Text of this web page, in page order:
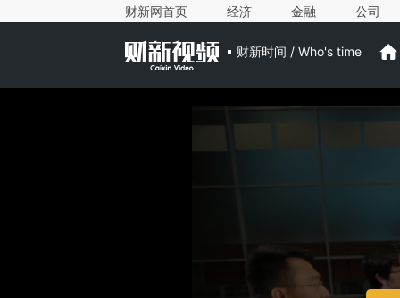
财新网首页 经济 金融 公司
财新时间 / Who's time